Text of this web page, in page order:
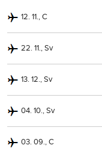
12. 11., C
22. 11., Sv
13. 12., Sv
04. 10., Sv
03. 09., C